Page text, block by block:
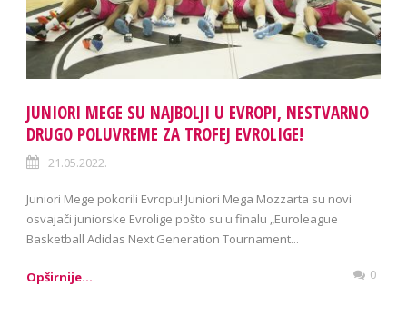
JUNIORI MEGE SU NAJBOLJI U EVROPI, NESTVARNO
DRUGO POLUVREME ZA TROFEJ EVROLIGE!
21.05.2022.
Juniori Mege pokorili Evropu! Juniori Mega Mozzarta su novi
osvajači juniorske Evrolige pošto su u finalu „Euroleague
Basketball Adidas Next Generation Tournament...
Opširnije... 0